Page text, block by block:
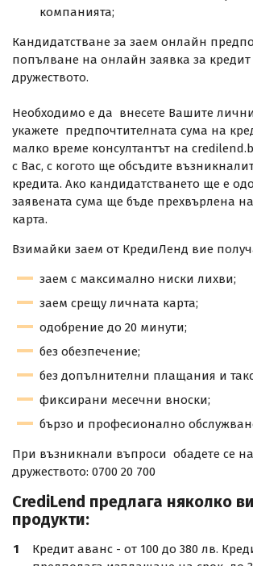
компанията;
Кандидатстване за заем онлайн
попълване на онлайн заявка за кредит
дружеството.
Необходимо е да внесете Вашите
укажете предпочтителната сума на
малко време консултантът на
с Вас, с когото ще обсъдите
кредита. Ако кандидатстването ще е
заявената сума ще бъде прехвърлена
карта.
Взимайки заем от КредиЛенд вие
заем с максимално ниски лихви;
заем срещу личната карта;
одобрение до 20 минути;
без обезпечение;
без допълнителни плащания и
фиксирани месечни вноски;
бързо и професионално
При възникнали въпроси обадете се
дружеството: 0700 20 700
CrediLend предлага няколко
продукти:
Кредит аванс - от 100 до 380 лв.